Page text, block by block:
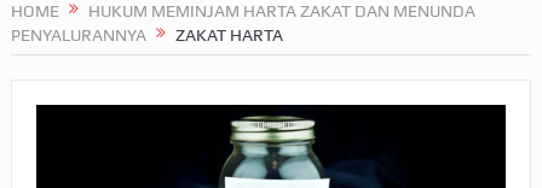
MIMPI YANG DIABAIKAN MENJELANG PERANG BADAR
SEBELUM TIBA SAAT WAJIB?
HAKIKAT NIKMAT DI DUNIA!
HOME
HUKUM MEMINJAM HARTA ZAKAT DAN MENUNDA
PENYALURANNYA
ZAKAT HARTA